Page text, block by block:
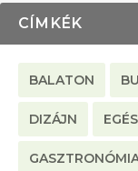
CÍMKÉK
BALATON
DIZÁJN